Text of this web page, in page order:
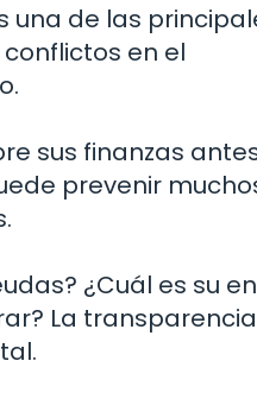
una de las
en el
sus finanzas
prevenir
¿Cuál es su
La